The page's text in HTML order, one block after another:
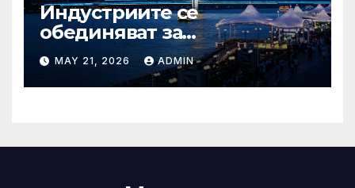
Индустриите се
обединяват за
висококачествен растеж на
културния и
туристическия сектор
MAY 21, 2026 ADMIN